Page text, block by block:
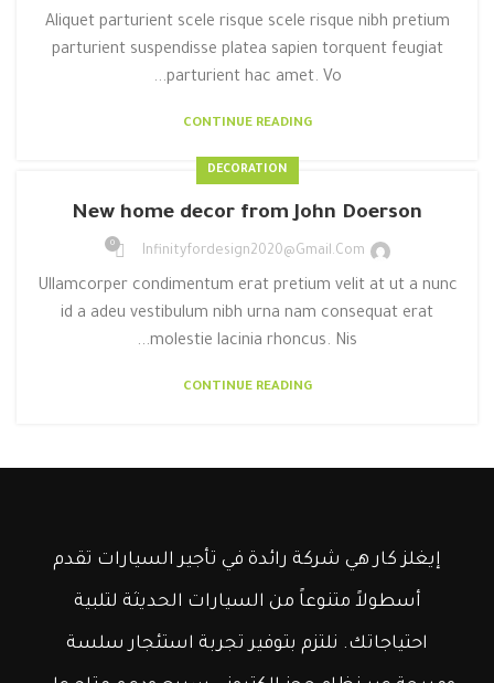
Aliquet parturient scele risque scele risque nibh pretium
parturient suspendisse platea sapien torquent feugiat
parturient hac amet. Vo...
CONTINUE READING
DECORATION
New home decor from John Doerson
Infinityfordesign2020@gmail.com
0
Ullamcorper condimentum erat pretium velit at ut a nunc
id a adeu vestibulum nibh urna nam consequat erat
molestie lacinia rhoncus. Nis...
CONTINUE READING
إيغلز كار هي شركة رائدة في تأجير السيارات تقدم
أسطولاً متنوعاً من السيارات الحديثة لتلبية
احتياجاتك. نلتزم بتوفير تجربة استئجار سلسة